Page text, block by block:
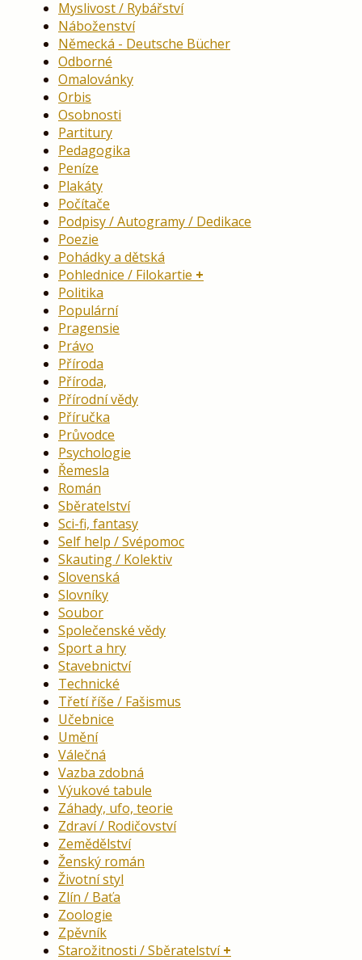
Myslivost / Rybářství
Náboženství
Německá - Deutsche Bücher
Odborné
Omalovánky
Orbis
Osobnosti
Partitury
Pedagogika
Peníze
Plakáty
Počítače
Podpisy / Autogramy / Dedikace
Poezie
Pohádky a dětská
Pohlednice / Filokartie
Politika
Populární
Pragensie
Právo
Příroda
Příroda,
Přírodní vědy
Příručka
Průvodce
Psychologie
Řemesla
Román
Sběratelství
Sci-fi, fantasy
Self help / Svépomoc
Skauting / Kolektiv
Slovenská
Slovníky
Soubor
Společenské vědy
Sport a hry
Stavebnictví
Technické
Třetí říše / Fašismus
Učebnice
Umění
Válečná
Vazba zdobná
Výukové tabule
Záhady, ufo, teorie
Zdraví / Rodičovství
Zemědělství
Ženský román
Životní styl
Zlín / Baťa
Zoologie
Zpěvník
Starožitnosti / Sběratelství